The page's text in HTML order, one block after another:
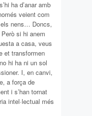
ha d’anar amb
veient com
nens… Doncs,
si hi anem
a casa, veus
et transformen
hi ha ni un sol
I, en canvi,
a força de
i s’han tornat
intel·lectual més